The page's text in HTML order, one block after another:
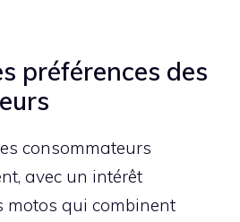
préférences des
consommateurs
avec un intérêt
motos qui combinent